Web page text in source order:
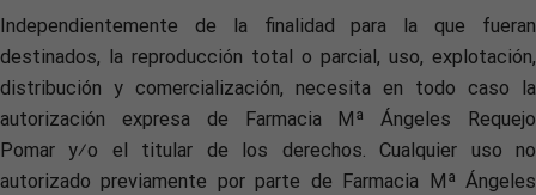
Independientemente de la finalidad para la que fueran
destinados, la reproducción total o parcial, uso, explotación,
distribución y comercialización, necesita en todo caso la
autorización expresa de Farmacia Mª Ángeles Requejo
Pomar y⁄o el titular de los derechos. Cualquier uso no
autorizado previamente por parte de Farmacia Mª Ángeles